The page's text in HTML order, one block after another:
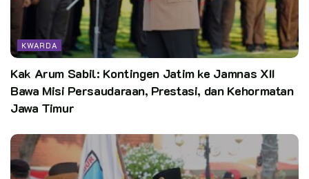
KWARDA
Kak Arum Sabil: Kontingen Jatim ke Jamnas XII
Bawa Misi Persaudaraan, Prestasi, dan Kehormatan
Jawa Timur